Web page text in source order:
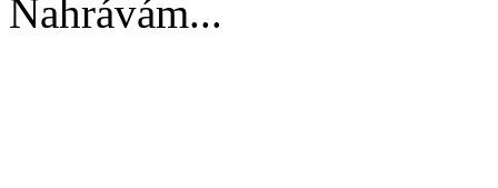
Nahrávám...